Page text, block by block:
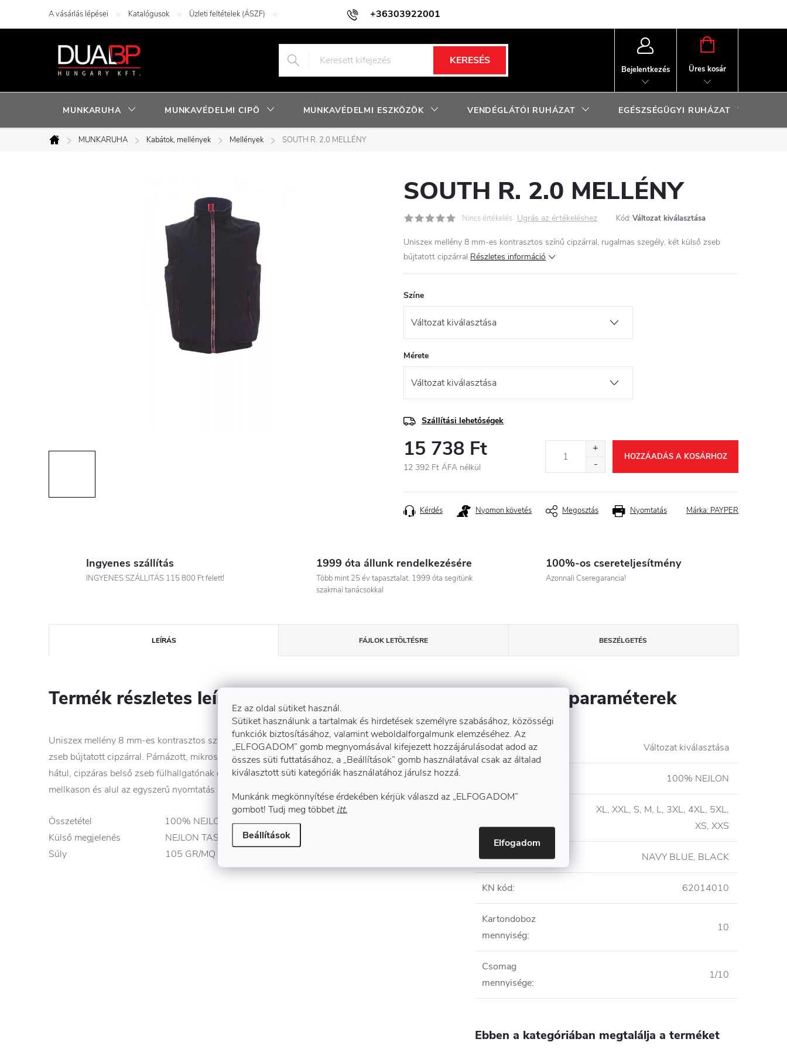
Ez az oldal sütiket használ.
Sütiket használunk a tartalmak és hirdetések személyre szabásához, közösségi
funkciók biztosításához, valamint weboldalforgalmunk elemzéséhez. Az
„ELFOGADOM” gomb megnyomásával kifejezett hozzájárulásodat adod az
összes süti futtatásához, a „Beállítások” gomb használatával csak az általad
kiválasztott süti kategóriák használatához járulsz hozzá.
Munkánk megkönnyítése érdekében kérjük válaszd az „ELFOGADOM”
gombot! Tudj meg többet itt.
Beállítások
Elfogadom
+36303922001
A vásárlás lépései Katalógusok Üzleti feltételek (ÁSZF) Adatkezelési tájékoztató Facebook nyereményjáték szabályzat
KERESÉS
Bejelentkezés
KOSÁR
Üres kosár
MUNKARUHA MUNKAVÉDELMI CIPÖ MUNKAVÉDELMI ESZKÖZÖK VENDÉGLÁTÓI RUHÁZAT EGÉSZSÉGÜGYI RUHÁZAT
Kezdőlap
MUNKARUHA Kabátok, mellények Mellények SOUTH R. 2.0 MELLÉNY
SOUTH R. 2.0 MELLÉNY
Nincs értékelés Ugrás az értékeléshez Kód: Változat kiválasztása
Uniszex mellény 8 mm-es kontrasztos színű cipzárral, rugalmas szegély, két külső zseb
bújtatott cipzárral Részletes információ
Színe
Mérete
Szállítási lehetőségek
15 738 Ft
12 392 Ft ÁFA nélkül
HOZZÁADÁS A KOSÁRHOZ
Nyomtatás
Kérdés Nyomon követés Megosztás Márka: PAYPER
Ingyenes szállítás
INGYENES SZÁLLITÁS 115 800 Ft felett!
1999 óta állunk rendelkezésére
Több mint 25 év tapasztalat. 1999 óta segitünk
szakmai tanácsokkal
100%-os csereteljesítmény
Azonnali Cseregarancia!
LEÍRÁS FÁJLOK LETÖLTÉSRE BESZÉLGETÉS
Termék részletes leírása
Uniszex mellény 8 mm-es kontrasztos színű cipzárral, rugalmas szegély, két külső
zseb bújtatott cipzárral. Párnázott, mikroszálas bundás bélés a belső galléron és
hátul, cipzáras belső zseb fülhallgatónak és okostelefon kábelének, cipzár a
mellkason és alul az egyszerű nyomtatás és hímzés érdekében.
Összetétel 100% NEJLON
Külső megjelenés NEJLON TASLON 228T
Súly 105 GR/MQ
Kiegészítő paraméterek
EAN vonalkód Változat kiválasztása
100% NEJLON
XL, XXL, S, M, L, 3XL, 4XL, 5XL,
XS, XXS
Szín: NAVY BLUE, BLACK
KN kód: 62014010
Kartondoboz
mennyiség:
10
Csomag
mennyisége:
1/10
Ebben a kategóriában megtalálja a terméket